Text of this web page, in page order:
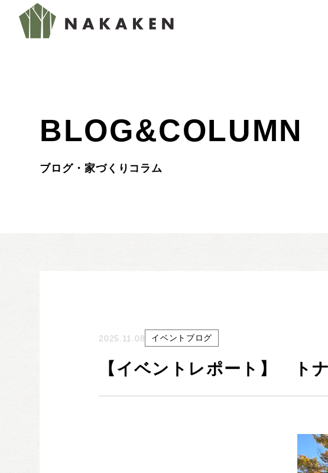
BLOG&COLUMN
ブログ・家づくりコラム
2025.11.08 イベントブログ
【イベントレポート】 ト